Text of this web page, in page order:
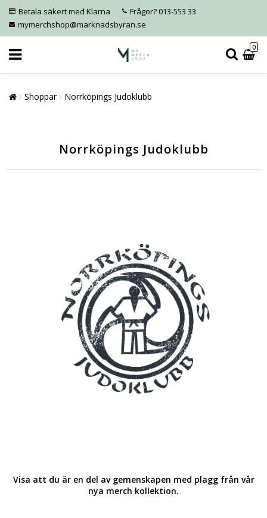
Betala säkert med Klarna
Frågor? 013-553 33
mymerchshop@marknadsbyran.se
0
Shoppar Norrköpings Judoklubb
Norrköpings Judoklubb
Visa att du är en del av gemenskapen med plagg från vår
nya merch kollektion.